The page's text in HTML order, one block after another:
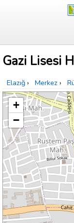
Gazi Lisesi
Elazığ › Merkez ›
+
−